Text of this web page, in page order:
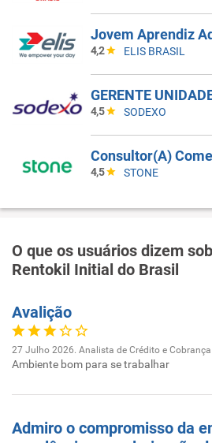
Jovem Aprendiz
4,2 ELIS BRASIL
4,5 SODEXO
Consultor(A)
4,5 STONE
O que os usuários dizem
Rentokil Initial do Brasil
Avalição
27 Julho 2026. Analista de Crédito e
Ambiente bom para se trabalhar
Admiro o compromisso da